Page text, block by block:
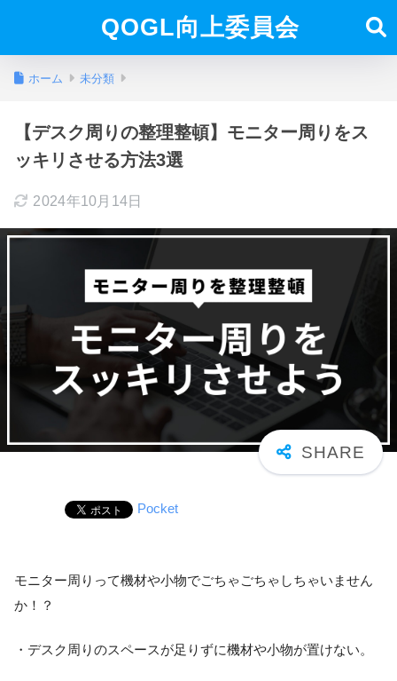
QOGL向上委員会
ホーム 未分類
【デスク周りの整理整頓】モニター周りをス
ッキリさせる方法3選
2024年10月14日
Pocket
モニター周りって機材や小物でごちゃごちゃしちゃいません
か！？
・デスク周りのスペースが足りずに機材や小物が置けない。